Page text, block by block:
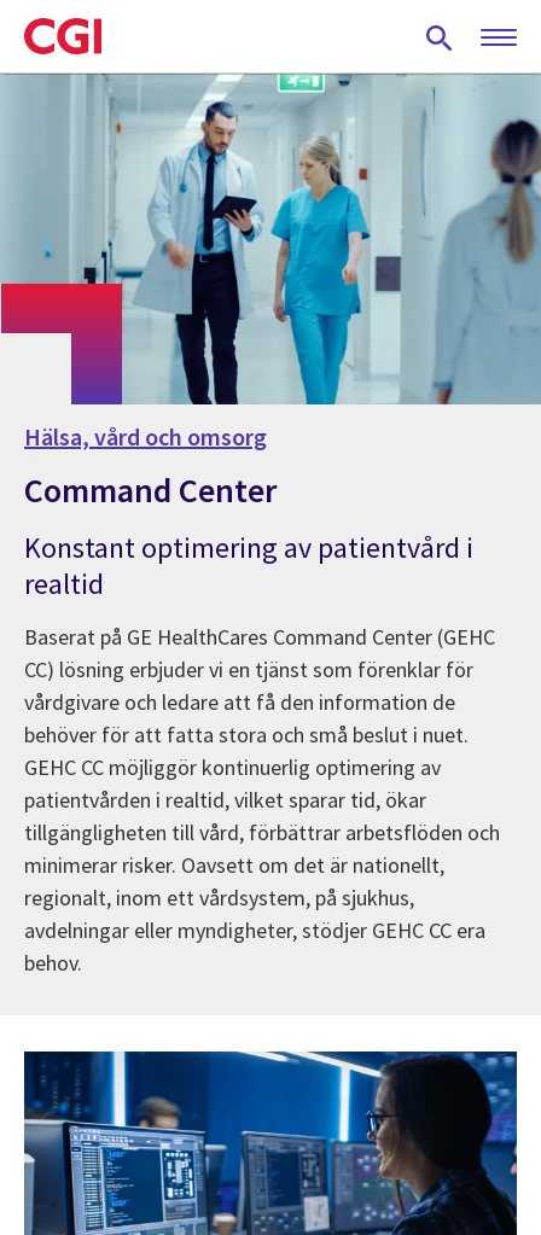
Skip
to
main
Hälsa, vård och omsorg
Command Center
Konstant optimering av patientvård i
realtid
Baserat på GE HealthCares Command Center (GEHC
CC) lösning erbjuder vi en tjänst som förenklar för
vårdgivare och ledare att få den information de
behöver för att fatta stora och små beslut i nuet.
GEHC CC möjliggör kontinuerlig optimering av
patientvården i realtid, vilket sparar tid, ökar
tillgängligheten till vård, förbättrar arbetsflöden och
minimerar risker. Oavsett om det är nationellt,
regionalt, inom ett vårdsystem, på sjukhus,
avdelningar eller myndigheter, stödjer GEHC CC era
behov.